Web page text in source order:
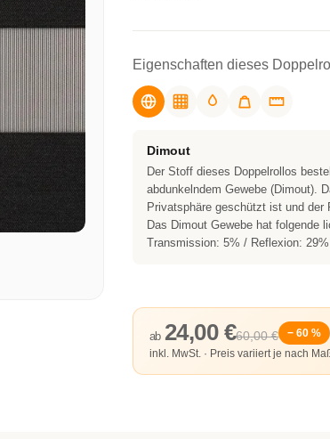
Eigenschaften dieses
Dimout
Der Stoff dieses Doppelrollos
abdunkelndem Gewebe (Dimout).
Privatsphäre geschützt ist und der
Das Dimout Gewebe hat folgende
Transmission: 5% / Reflexion:
60,00 €
ab 24,00 €
− 60 %
inkl. MwSt. · Preis variiert je nach